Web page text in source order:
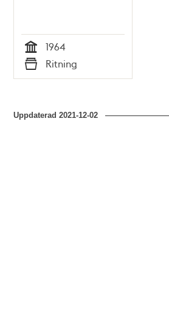
Tid
1964
Typ
Ritning
Uppdaterad2021-12-02